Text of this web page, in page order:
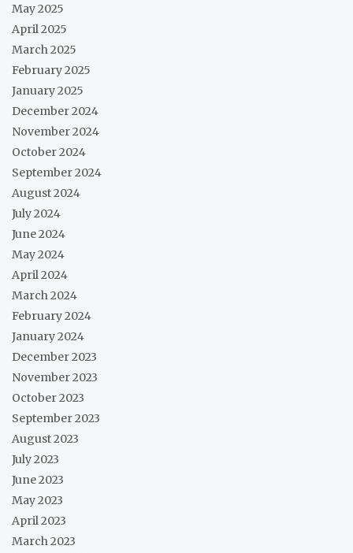
May 2025
April 2025
March 2025
February 2025
January 2025
December 2024
November 2024
October 2024
September 2024
August 2024
July 2024
June 2024
May 2024
April 2024
March 2024
February 2024
January 2024
December 2023
November 2023
October 2023
September 2023
August 2023
July 2023
June 2023
May 2023
April 2023
March 2023